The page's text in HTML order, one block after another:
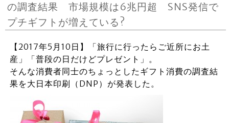
の調査結果 市場規模は6兆円超 SNS発信で
プチギフトが増えている?
【2017年5月10日】「旅行に行ったらご近所にお土
産」「普段の日だけどプレゼント」。
そんな消費者同士のちょっとしたギフト消費の調査結
果を大日本印刷（DNP）が発表した。